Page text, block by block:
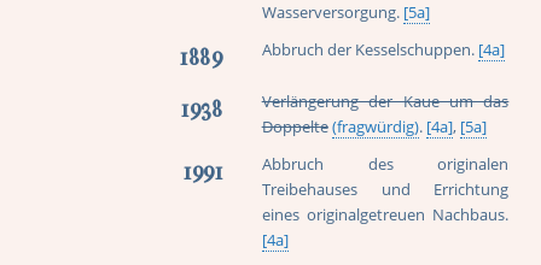
Wasserversorgung. [5a]
1889 Abbruch der Kesselschuppen. [4a]
1938
Verlängerung der Kaue um das
Doppelte(fragwürdig). [4a], [5a]
1991
Abbruch des originalen
Treibehauses und Errichtung
eines originalgetreuen Nachbaus.
[4a]